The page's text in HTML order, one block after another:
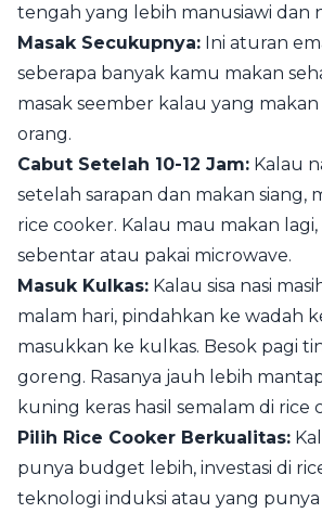
tengah yang lebih manusiawi dan
Masak Secukupnya: Ini aturan
seberapa banyak kamu makan
masak seember kalau yang
orang.
Cabut Setelah 10-12 Jam: Kalau
setelah sarapan dan makan siang,
rice cooker. Kalau mau makan
sebentar atau pakai microwave.
Masuk Kulkas: Kalau sisa nasi
malam hari, pindahkan ke wadah
masukkan ke kulkas. Besok pagi
goreng. Rasanya jauh lebih
kuning keras hasil semalam di rice
Pilih Rice Cooker Berkualitas:
punya budget lebih, investasi di
teknologi induksi atau yang